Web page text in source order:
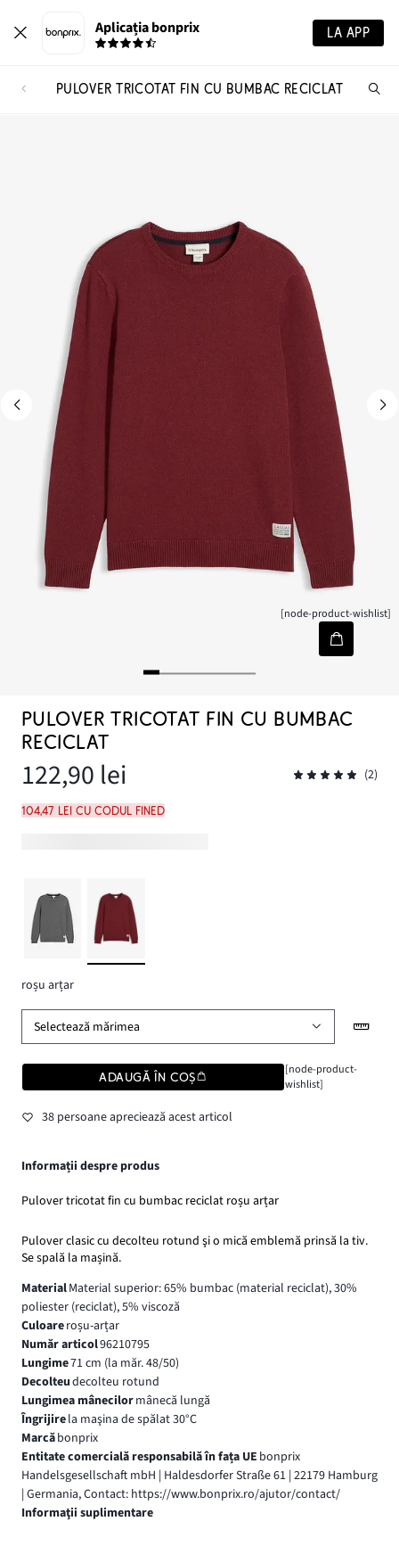
Aplicația bonprix LA APP
PULOVER TRICOTAT FIN CU BUMBAC RECICLAT
[node-product-wishlist]
PULOVER TRICOTAT FIN CU BUMBAC
RECICLAT
122,90 lei (2)
104,47 lei cu codul FINED
roșu arțar
Selectează mărimea
ADAUGĂ ÎN COȘ
[node-product-
wishlist]
38 persoane apreciează acest articol
Informații despre produs
Pulover tricotat fin cu bumbac reciclat roșu arțar
Pulover clasic cu decolteu rotund şi o mică emblemă prinsă la tiv.
Se spală la mașină.
MaterialMaterial superior: 65% bumbac (material reciclat), 30%
poliester (reciclat), 5% viscoză
Culoareroșu-arțar
Număr articol96210795
Lungime71 cm (la măr. 48/50)
Decolteudecolteu rotund
Lungimea mânecilormânecă lungă
Îngrijirela maşina de spălat 30°C
Marcăbonprix
Entitate comercială responsabilă în fața UE bonprix
Handelsgesellschaft mbH | Haldesdorfer Straße 61 | 22179 Hamburg
| Germania, Contact: https://www.bonprix.ro/ajutor/contact/
Informaţii suplimentare